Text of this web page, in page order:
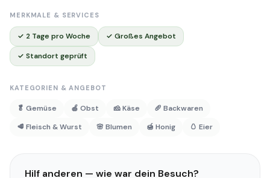
MERKMALE & SERVICES
✓ 2 Tage pro Woche ✓ Großes Angebot
✓ Standort geprüft
KATEGORIEN & ANGEBOT
🥬 Gemüse 🍎 Obst 🧀 Käse
🥖 Backwaren
🥩 Fleisch & Wurst
🌸 Blumen 🍯 Honig 🥚 Eier
Hilf anderen — wie war dein Besuch?